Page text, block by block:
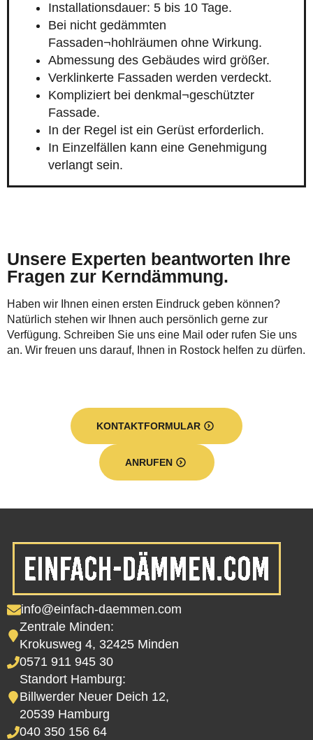
Installationsdauer: 5 bis 10 Tage.
Bei nicht gedämmten
Fassaden¬hohlräumen ohne Wirkung.
Abmessung des Gebäudes wird größer.
Verklinkerte Fassaden werden verdeckt.
Kompliziert bei denkmal¬geschützter
Fassade.
In der Regel ist ein Gerüst erforderlich.
In Einzelfällen kann eine Genehmigung
verlangt sein.
Unsere Experten beantworten Ihre
Fragen zur Kerndämmung.
Haben wir Ihnen einen ersten Eindruck geben können?
Natürlich stehen wir Ihnen auch persönlich gerne zur
Verfügung. Schreiben Sie uns eine Mail oder rufen Sie uns
an. Wir freuen uns darauf, Ihnen in Rostock helfen zu dürfen.
KONTAKTFORMULAR
ANRUFEN
info@einfach-daemmen.com
Zentrale Minden:
Krokusweg 4, 32425 Minden
0571 911 945 30
Standort Hamburg:
Billwerder Neuer Deich 12,
20539 Hamburg
040 350 156 64